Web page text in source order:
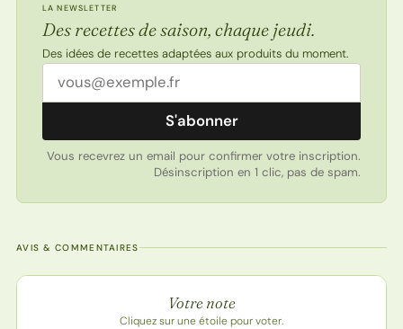
LA NEWSLETTER
Des recettes de saison, chaque jeudi.
Des idées de recettes adaptées aux produits du moment.
Adresse email
S'abonner
Vous recevrez un email pour confirmer votre inscription.
Désinscription en 1 clic, pas de spam.
AVIS & COMMENTAIRES
Note de la recette
Votre note
Cliquez sur une étoile pour voter.